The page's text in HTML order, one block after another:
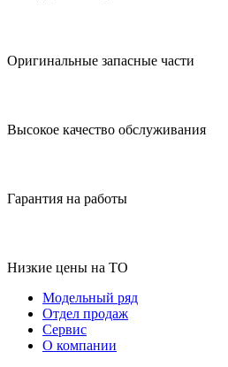
Оригинальные запасные части
Высокое качество обслуживания
Гарантия на работы
Низкие цены на ТО
Модельный ряд
Отдел продаж
Сервис
О компании